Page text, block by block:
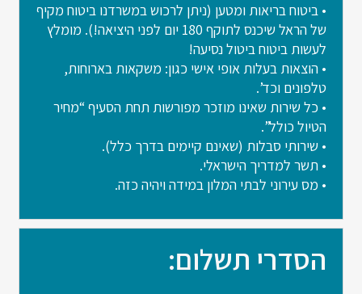
• ביטוח בריאות ומטען (ניתן לרכוש במשרדנו ביטוח מקיף
של הראל שיכנס לתוקף 180 יום לפני היציאה!). מומלץ
לעשות ביטוח ביטול נסיעה!
• הוצאות בעלות אופי אישי כגון: משקאות בארוחות,
טלפונים וכד’.
• כל שירות שאינו מוזכר מפורשות תחת הסעיף “מחיר
הטיול כולל”.
• שירותי סבלות (שאינם קיימים בדרך כלל).
• תשר למדריך הישראלי.
• מס עירוני לבתי המלון במידה ויהיה כזה.
הסדרי תשלום: